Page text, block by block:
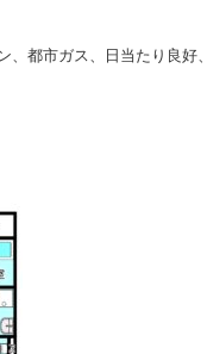
都市ガス、日当たり良好、